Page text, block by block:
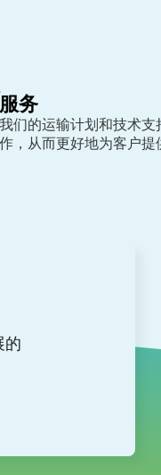
服务
我们的运输计划和技术
作，从而更好地为客户提
的